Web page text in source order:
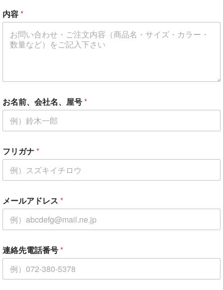
*
内
内容*
お名前、会社名、屋号*
フリガナ*
メールアドレス *
連絡先電話番号*